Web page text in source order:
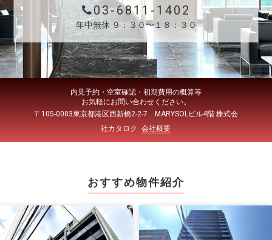
03-6811-1402
年中無休 ９：３０〜１８：３０
内見予約・空室確認・初期費用の概算等
お気軽にお問い合わせください。
〒105-0003東京都港区西新橋2-2-7 MARYSOLビル4階 株式会
社カタロク
会社概要
おすすめ物件紹介